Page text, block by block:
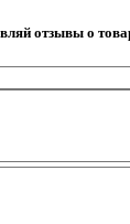
отзывы о